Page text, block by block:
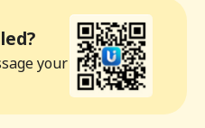
your